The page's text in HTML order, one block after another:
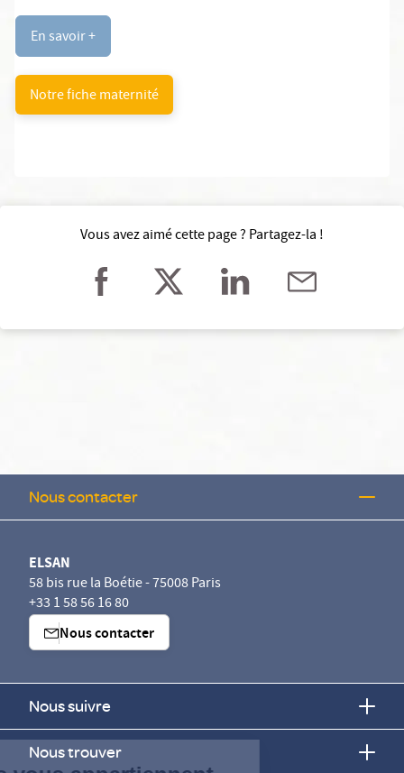
En savoir +
Notre fiche maternité
Vous avez aimé cette page ? Partagez-la !
Nous contacter
ELSAN
58 bis rue la Boétie - 75008 Paris
+33 1 58 56 16 80
Nous contacter
Nous suivre
Nous trouver